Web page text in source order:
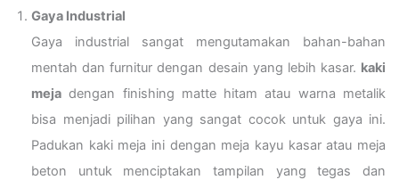
Gaya Industrial
Gaya industrial sangat mengutamakan bahan-bahan
mentah dan furnitur dengan desain yang lebih kasar. kaki
meja dengan finishing matte hitam atau warna metalik
bisa menjadi pilihan yang sangat cocok untuk gaya ini.
Padukan kaki meja ini dengan meja kayu kasar atau meja
beton untuk menciptakan tampilan yang tegas dan